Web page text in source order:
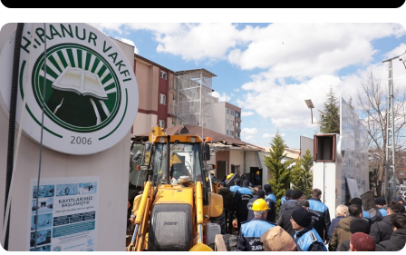
Türkiye’yi sarsan utanç davası ile gündeme
gelen Hiranur Vakfı’nın, Sancaktepe’deki
külliyesinin kaçak bölümlerini yıkan İBB’ye karşı
açtığı dava mahkeme tarafından reddedildi.
Mahkeme yıkım kararında hukuka aykırılık
bulunmadığına hükmetti.